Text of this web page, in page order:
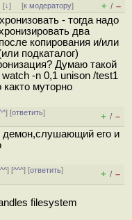
[↓] [к модератору] + / –
- тогда надо
два
копирования и/или
подкаталог)
Думаю такой
-n 0,1 unison /test1
муторно
] [ответить]
+ / –
демон,слушающий его и
^^] [^^^] [ответить]
+ / –
filesystem